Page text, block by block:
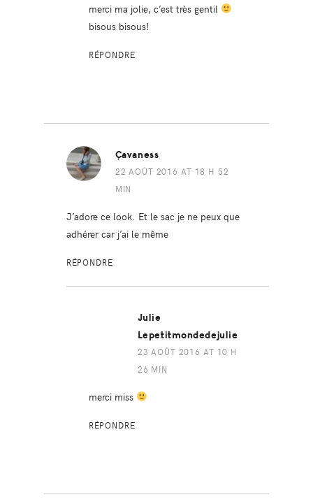
merci ma jolie, c’est très gentil
bisous bisous!
RÉPONDRE
Çavaness
22 AOÛT 2016 AT 18 H 52
MIN
J’adore ce look. Et le sac je ne peux que
adhérer car j’ai le même
RÉPONDRE
Julie
Lepetitmondedejulie
23 AOÛT 2016 AT 10 H
26 MIN
merci miss
RÉPONDRE